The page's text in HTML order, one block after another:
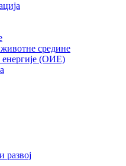
средине
(ОИЕ)
развој